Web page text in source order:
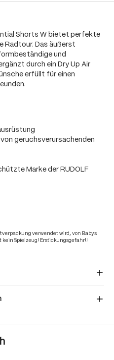
Shorts W bietet perfekte
Radtour. Das äußerst
und
durch ein Dry Up Air
erfüllt für einen
geruchsverursachenden
Marke der RUDOLF
verwendet wird, von Babys
Spielzeug! Erstickungsgefahr!!